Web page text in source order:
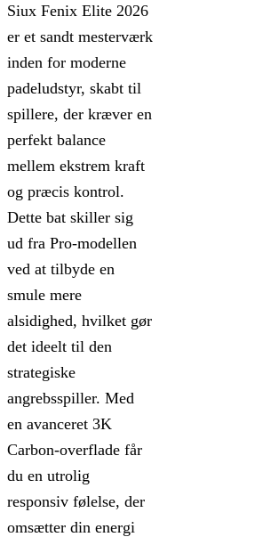
Siux Fenix Elite 2026
er et sandt mesterværk
inden for moderne
padeludstyr, skabt til
spillere, der kræver en
perfekt balance
mellem ekstrem kraft
og præcis kontrol.
Dette bat skiller sig
ud fra Pro-modellen
ved at tilbyde en
smule mere
alsidighed, hvilket gør
det ideelt til den
strategiske
angrebsspiller. Med
en avanceret 3K
Carbon-overflade får
du en utrolig
responsiv følelse, der
omsætter din energi